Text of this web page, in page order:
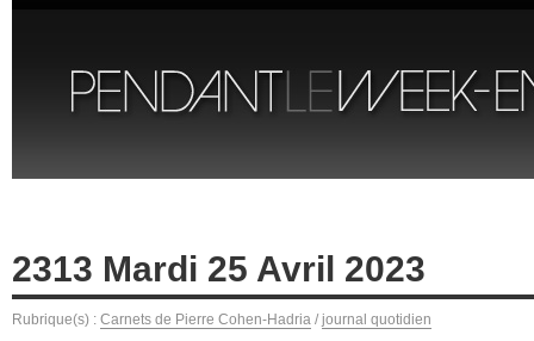
2313 Mardi 25 Avril 2023
Rubrique(s) : Carnets de Pierre Cohen-Hadria / journal quotidien